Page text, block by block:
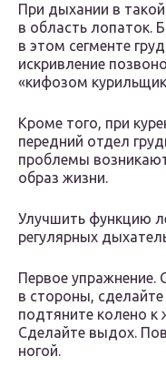
При дыхании в
в область лопаток.
в этом сегменте
искривление
«кифозом
Кроме того, при
передний отдел
проблемы
образ жизни.
Улучшить функцию
регулярных
Первое упражнение.
в стороны,
подтяните колено к
Сделайте выдох.
ногой.